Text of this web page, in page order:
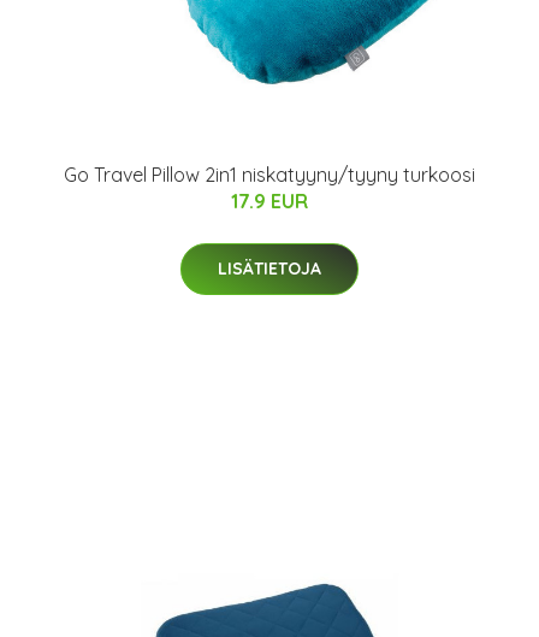
Go Travel Pillow 2in1 niskatyyny/tyyny turkoosi
17.9 EUR
LISÄTIETOJA